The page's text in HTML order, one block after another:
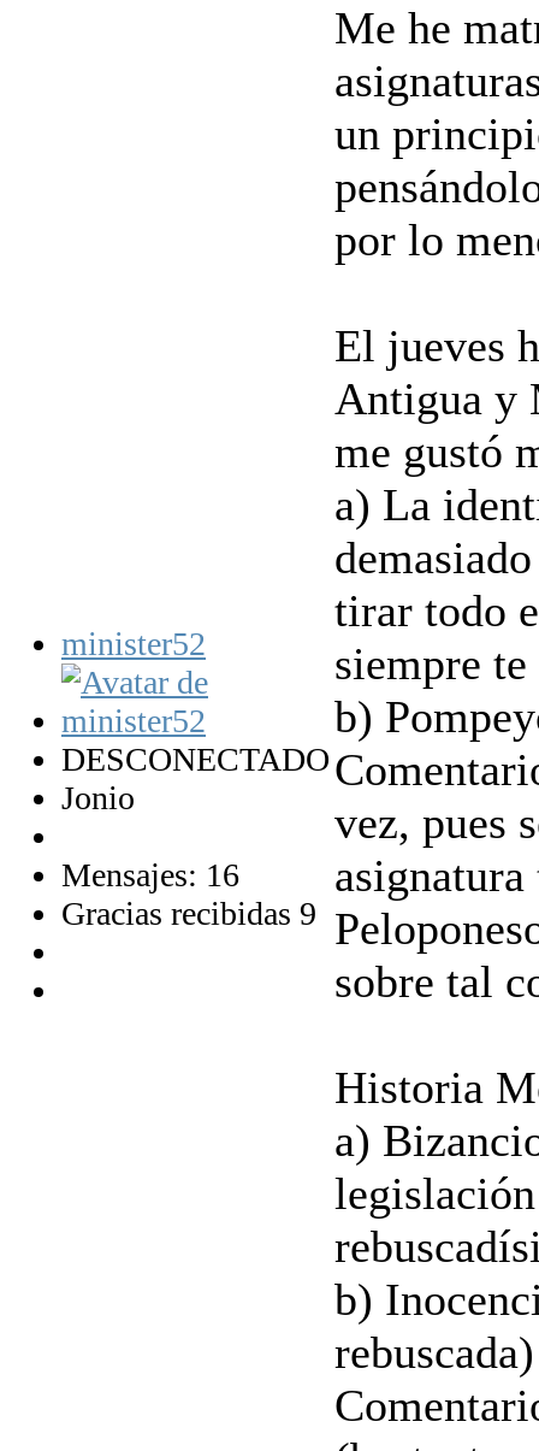
minister52
DESCONECTADO
Jonio
Mensajes: 16
Gracias recibidas 9
Me he
un
por lo
El jueves
Antigua y
me gustó
a) La
tirar todo
siempre
b)
vez, pues
sobre tal
Historia
a)
b)
rebuscada)